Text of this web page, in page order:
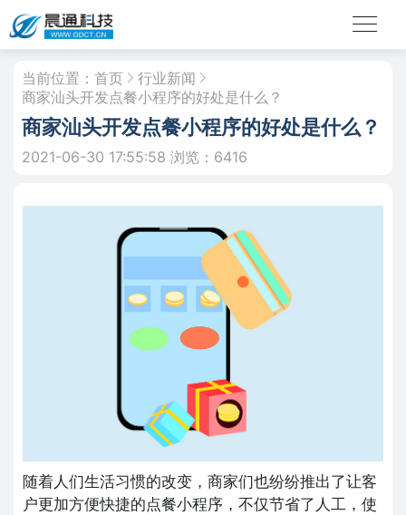
当前位置： 首页
行业新闻
商家汕头开发点餐小程序的好处是什么？
商家汕头开发点餐小程序的好处是什么？
2021-06-30 17:55:58 浏览：6416
随着人们生活习惯的改变，商家们也纷纷推出了让客
户更加方便快捷的点餐小程序，不仅节省了人工，使